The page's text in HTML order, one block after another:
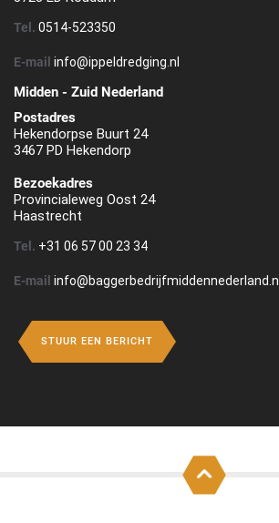
Tel. 0514-523350
E-mail info@ippeldredging.nl
Midden - Zuid Nederland
Postadres
Hekendorpse Buurt 24
3467 PD Hekendorp
Bezoekadres
Provincialeweg Oost 24
Haastrecht
Tel. +31 06 57 00 23 34
E-mail info@baggerbedrijfmiddennederland.nl
STUUR EEN BERICHT